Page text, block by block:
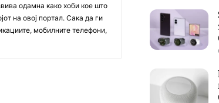
одамна како хоби кое што
на овој портал. Сака да ги
мобилните телефони,